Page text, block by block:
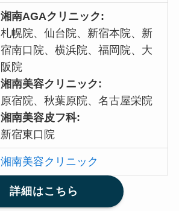
湘南AGAクリニック:
札幌院、仙台院、新宿本院、新
宿南口院、横浜院、福岡院、大
阪院
湘南美容クリニック:
原宿院、秋葉原院、名古屋栄院
湘南美容皮フ科:
新宿東口院
湘南美容クリニック
詳細はこちら